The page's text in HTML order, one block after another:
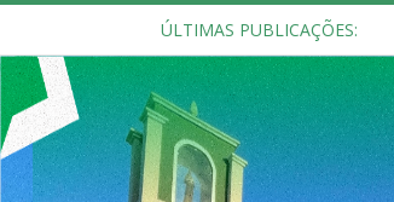
ÚLTIMAS PUBLICAÇÕES: